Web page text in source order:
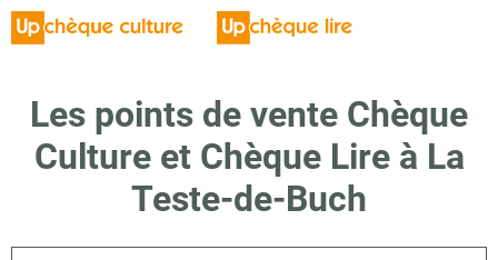
Les points de vente Chèque
Culture et Chèque Lire à La
Teste-de-Buch